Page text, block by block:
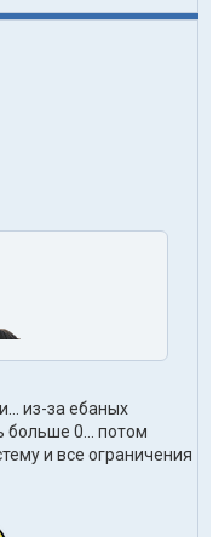
из-за ебаных
больше 0... потом
и все ограничения